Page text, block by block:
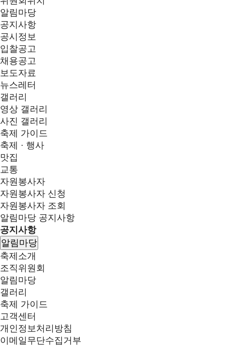
알림마당
공지사항
공시정보
입찰공고
채용공고
보도자료
뉴스레터
갤러리
영상 갤러리
사진 갤러리
축제 가이드
축제 · 행사
맛집
교통
자원봉사자
자원봉사자 신청
자원봉사자 조회
알림마당 공지사항
공지사항
알림마당
축제소개
조직위원회
알림마당
갤러리
축제 가이드
고객센터
개인정보처리방침
이메일무단수집거부